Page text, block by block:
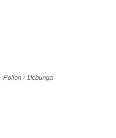
Pollen / Debunga